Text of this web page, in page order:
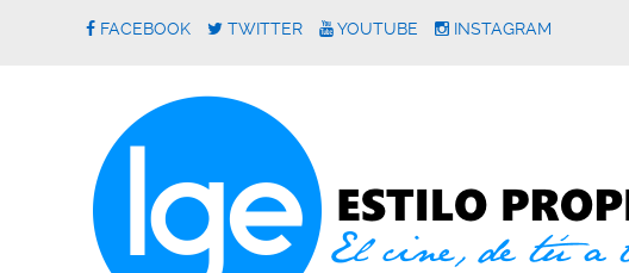
FACEBOOK TWITTER YOUTUBE INSTAGRAM